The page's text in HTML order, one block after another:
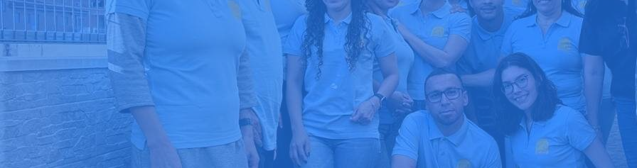
institución
Pide tu presupuesto gratis
Llama hoy:
Más de 1000 clientes confían en nosotros